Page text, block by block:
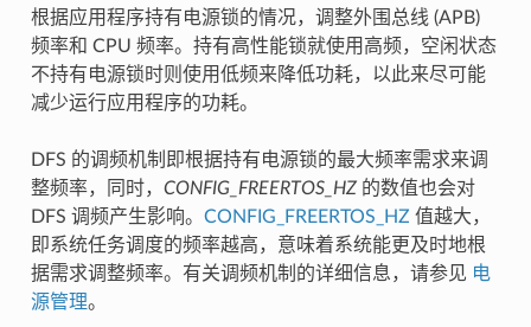
根据应用程序持有电源锁的情况，调整外围总线 (APB)
频率和 CPU 频率。持有高性能锁就使用高频，空闲状态
不持有电源锁时则使用低频来降低功耗，以此来尽可能
减少运行应用程序的功耗。
DFS 的调频机制即根据持有电源锁的最大频率需求来调
整频率，同时， CONFIG_FREERTOS_HZ的数值也会对
DFS 调频产生影响。 CONFIG_FREERTOS_HZ 值越大，
即系统任务调度的频率越高，意味着系统能更及时地根
据需求调整频率。有关调频机制的详细信息，请参见 电
源管理。